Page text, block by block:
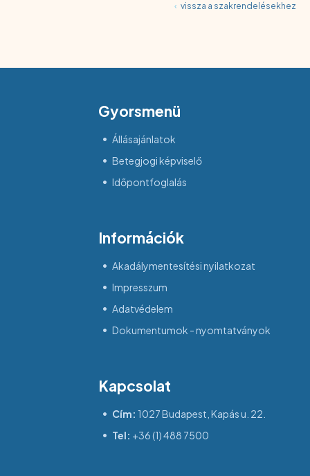
‹ vissza a szakrendelésekhez
Gyorsmenü
Állásajánlatok
Betegjogi képviselő
Időpontfoglalás
Információk
Akadálymentesítési nyilatkozat
Impresszum
Adatvédelem
Dokumentumok - nyomtatványok
Kapcsolat
Cím: 1027 Budapest, Kapás u. 22.
Tel: +36 (1) 488 7500